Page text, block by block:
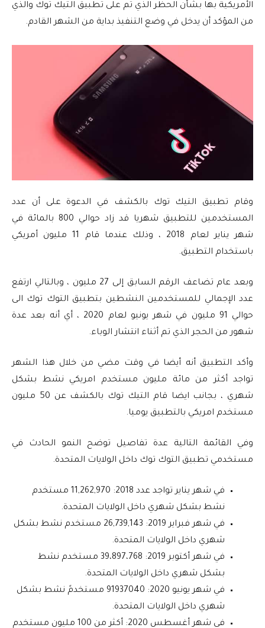
الأمريكية بها بشأن الحظر الذي تم على تطبيق التيك توك والذي
من المؤكد أن يدخل في وضع التنفيذ بداية من الشهر القادم.
وقام تطبيق التيك توك بالكشف في الدعوة على أن عدد
المستخدمين للتطبيق شهريا قد زاد حوالي 800 بالمائة في
شهر يناير لعام 2018 ، وذلك عندما قام 11 مليون أمريكي
باستخدام التطبيق.
وبعد عام تضاعف الرقم السابق إلى 27 مليون ، وبالتالي ارتفع
عدد الإجمالي للمستخدمين النشطين بتطبيق التوك توك الى
حوالي 91 مليون في شهر يونيو لعام 2020 ، أي أنه بعد عدة
شهور من الحجر الذي تم أثناء انتشار الوباء.
وأكد التطبيق أنه أيضا في وقت مضي من خلال هذا الشهر
تواجد أكثر من مائة مليون مستخدم امريكي نشط بشكل
شهري ، بجانب ايضا قام التيك توك بالكشف عن 50 مليون
مستخدم امريكي بالتطبيق يوميا.
وفي القائمة التالية عدة تفاصيل توضح النمو الحادث في
مستخدمي تطبيق التوك توك داخل الولايات المتحدة.
في شهر يناير تواجد عدد 2018: 11,262,970 مستخدم
نشط بشكل شهري داخل الولايات المتحدة.
في شهر فبراير 2019: 26,739,143 مستخدم نشط بشكل
شهري داخل الولايات المتحدة.
في شهر أكتوبر 2019: 39،897،768 مستخدم نشط
بشكل شهري داخل الولايات المتحدة.
في شهر يونيو 2020: 91937040 مستخدمً نشط بشكل
شهري داخل الولايات المتحدة.
في شهر أغسطس 2020: أكثر من 100 مليون مستخدم